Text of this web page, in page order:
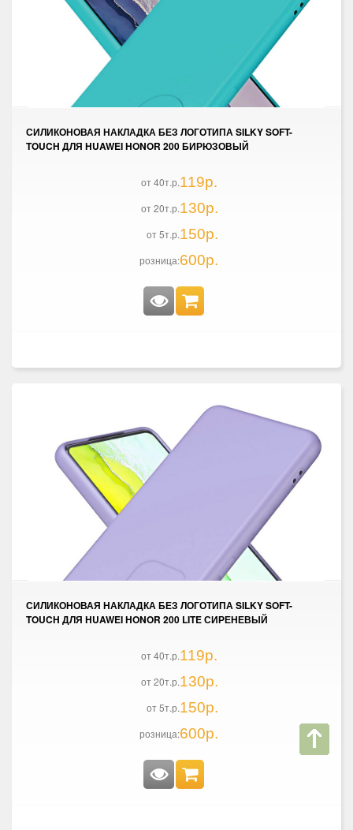
СИЛИКОНОВАЯ НАКЛАДКА БЕЗ ЛОГОТИПА SILKY SOFT-
TOUCH ДЛЯ HUAWEI HONOR 200 БИРЮЗОВЫЙ
от 40т.р.119р.
от 20т.р.130р.
от 5т.р.150р.
розница:600р.
СИЛИКОНОВАЯ НАКЛАДКА БЕЗ ЛОГОТИПА SILKY SOFT-
TOUCH ДЛЯ HUAWEI HONOR 200 LITE СИРЕНЕВЫЙ
от 40т.р.119р.
от 20т.р.130р.
от 5т.р.150р.
розница:600р.